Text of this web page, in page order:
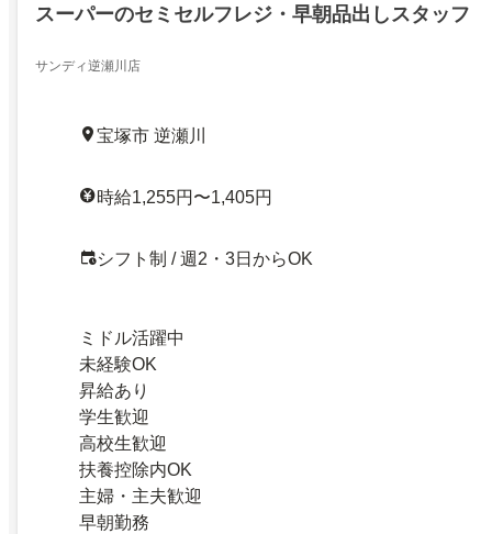
スーパーのセミセルフレジ・早朝品出しスタッフ
サンディ逆瀬川店
宝塚市 逆瀬川
時給1,255円〜1,405円
シフト制 / 週2・3日からOK
ミドル活躍中
未経験OK
昇給あり
学生歓迎
高校生歓迎
扶養控除内OK
主婦・主夫歓迎
早朝勤務